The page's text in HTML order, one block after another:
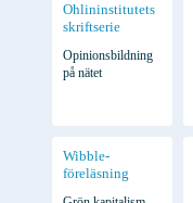
Ohlininstitutets
skriftserie
Opinionsbildning
på nätet
Wibble-
föreläsning